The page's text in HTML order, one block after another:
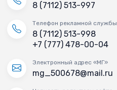
8 (7112) 513-997
Телефон рекламной службы
8 (7112) 513-998
+7 (777) 478-00-04
Электронный адрес «МГ»
mg_500678@mail.ru